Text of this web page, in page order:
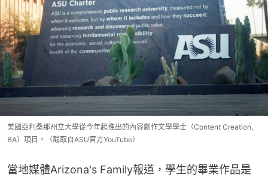
美國亞利桑那州立大學從今年起推出的內容創作文學學士（Content Creation,
BA）項目。（截取自ASU官方YouTube）
當地媒體Arizona's Family報道，學生的畢業作品是